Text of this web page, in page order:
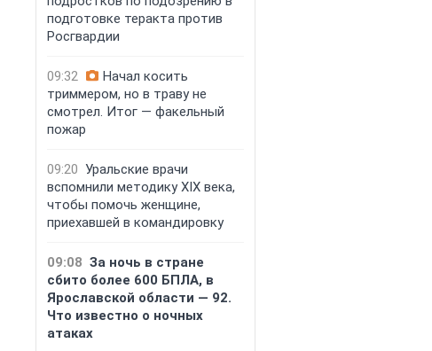
подготовке теракта против
Росгвардии
09:32
Начал косить
триммером, но в траву не
смотрел. Итог — факельный
пожар
09:20 Уральские врачи
вспомнили методику XIX века,
чтобы помочь женщине,
приехавшей в командировку
09:08 За ночь в стране
сбито более 600 БПЛА, в
Ярославской области — 92.
Что известно о ночных
атаках